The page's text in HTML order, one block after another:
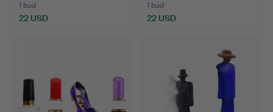
1 bud
22 USD
1 bud
22 USD